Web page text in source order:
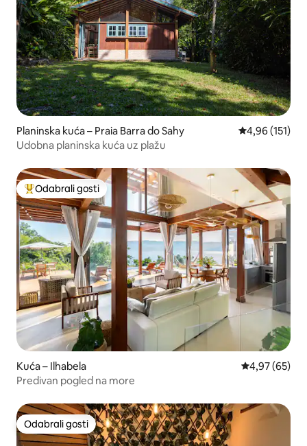
Planinska kuća – Praia Barra do Sahy Prosječna
4,96 (151)
Udobna planinska kuća uz plažu
Među najviše rangiranima s oznakom „Odabrali gosti”
Odabrali gosti
Kuća – Ilhabela Prosječna
4,97 (65)
Predivan pogled na more
Odabrali gosti
Odabrali gosti